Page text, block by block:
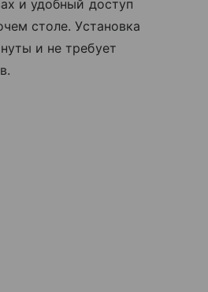
и удобный доступ
столе. Установка
и не требует